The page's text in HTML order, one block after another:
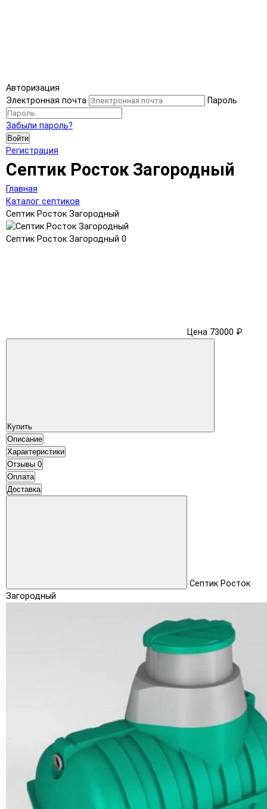
Авторизация
Электронная почта
Пароль
Забыли пароль?
Войти
Регистрация
Септик Росток Загородный
Главная
Каталог септиков
Септик Росток Загородный
Септик Росток Загородный 0
Цена 73000 ₽
Купить
Описание
Характеристики
Отзывы 0
Оплата
Доставка
Септик Росток
Загородный